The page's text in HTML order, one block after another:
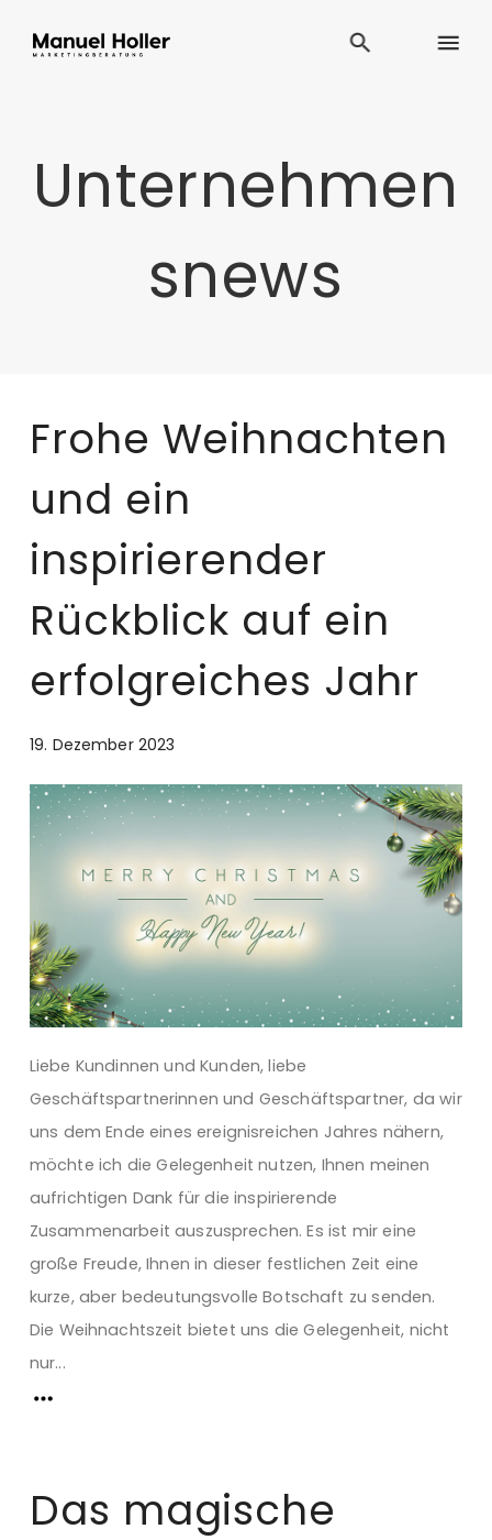
Unternehmen
snews
Frohe Weihnachten
und ein
inspirierender
Rückblick auf ein
erfolgreiches Jahr
19. Dezember 2023
Liebe Kundinnen und Kunden, liebe
Geschäftspartnerinnen und Geschäftspartner, da wir
uns dem Ende eines ereignisreichen Jahres nähern,
möchte ich die Gelegenheit nutzen, Ihnen meinen
aufrichtigen Dank für die inspirierende
Zusammenarbeit auszusprechen. Es ist mir eine
große Freude, Ihnen in dieser festlichen Zeit eine
kurze, aber bedeutungsvolle Botschaft zu senden.
Die Weihnachtszeit bietet uns die Gelegenheit, nicht
nur...
Das magische